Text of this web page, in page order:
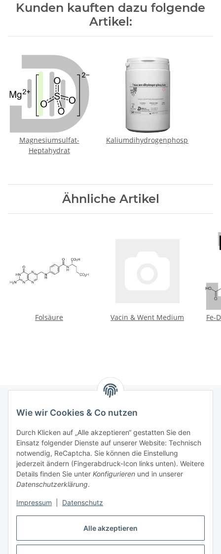
Alle akzeptieren
Wie wir Cookies & Co nutzen
Durch Klicken auf „Alle akzeptieren“ gestatten Sie den
Einsatz folgender Dienste auf unserer Website: Technisch
notwendig, ReCaptcha. Sie können die Einstellung
jederzeit ändern (Fingerabdruck-Icon links unten). Weitere
Details finden Sie unter Konfigurieren und in unserer
Datenschutzerklärung.
Impressum Datenschutz
Kunden kauften dazu folgende
Artikel:
Magnesiumsulfat-
Heptahydrat
Kaliumdihydrogenphosphat
Ähnliche Artikel
Folsäure Vacin & Went Medium Fe-
Gesetzliche Informationen
Allgemeiner Hinweis
Bitte beachten Sie die allgemeinen Informationen für die
Bestellung von Chemikalien. >>Link
Alle Produkte sind ausschließlich für Forschungszwecke bzw.
für den Laborgebrauch geprüft.